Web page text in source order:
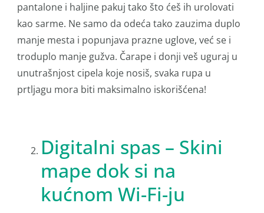
pantalone i haljine pakuj tako što ćeš ih urolovati
kao sarme. Ne samo da odeća tako zauzima duplo
manje mesta i popunjava prazne uglove, već se i
troduplo manje gužva. Čarape i donji veš uguraj u
unutrašnjost cipela koje nosiš, svaka rupa u
prtljagu mora biti maksimalno iskorišćena!
Digitalni spas – Skini
mape dok si na
kućnom Wi-Fi-ju